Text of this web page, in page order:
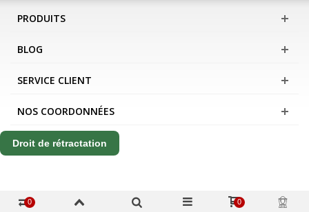
PRODUITS
BLOG
SERVICE CLIENT
NOS COORDONNÉES
Droit de rétractation
0 0